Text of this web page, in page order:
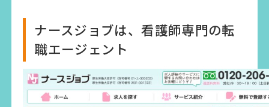
ナースジョブは、看護師専門の転
職エージェント